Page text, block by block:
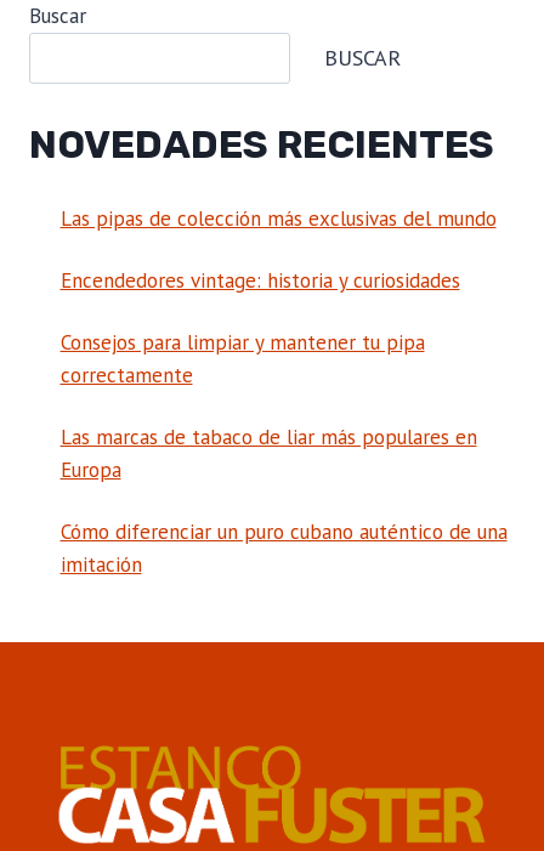
Buscar
BUSCAR
NOVEDADES RECIENTES
Las pipas de colección más exclusivas del mundo
Encendedores vintage: historia y curiosidades
Consejos para limpiar y mantener tu pipa
correctamente
Las marcas de tabaco de liar más populares en
Europa
Cómo diferenciar un puro cubano auténtico de una
imitación